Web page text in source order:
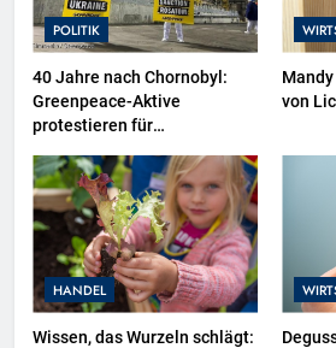
POLITIK
40 Jahre nach Chornobyl:
Greenpeace-Aktive
protestieren für
Wiederaufbau der zerstörten
Schutzhülle / Greenpeace-
Report dokumentiert Folgen
des russischen
Drohnenangriffs
von
HANDEL
Wissen, das Wurzeln schlägt: